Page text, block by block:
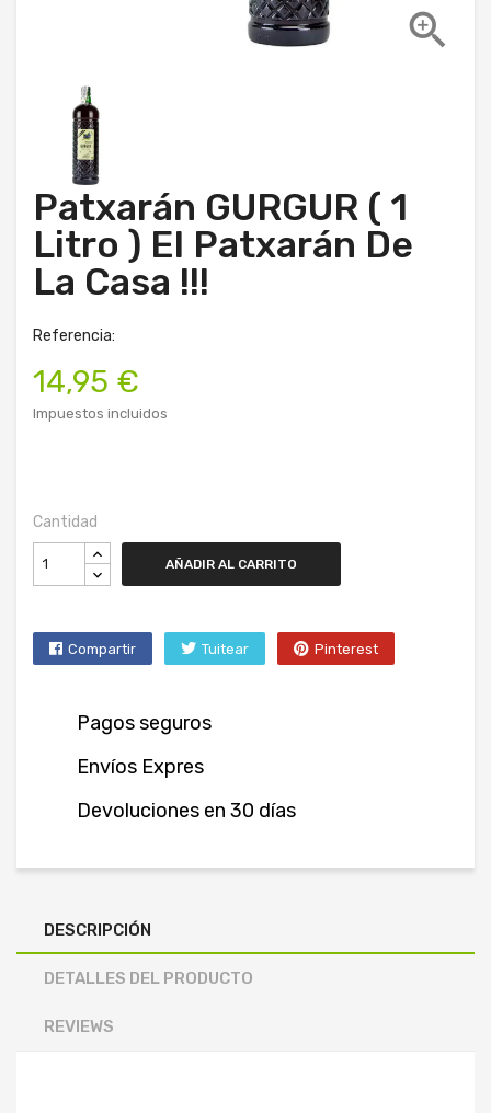

Patxarán GURGUR ( 1
Litro ) El Patxarán De
La Casa !!!
Referencia:
14,95 €
Impuestos incluidos
Cantidad
AÑADIR AL CARRITO
Compartir Tuitear Pinterest
Pagos seguros
Envíos Expres
Devoluciones en 30 días
DESCRIPCIÓN
DETALLES DEL PRODUCTO
REVIEWS